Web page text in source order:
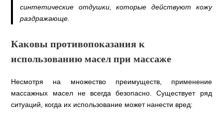
синтетические отдушки, которые действуют кожу
раздражающе.
Каковы противопоказания к
использованию масел при массаже
Несмотря на множество преимуществ, применение
массажных масел не всегда безопасно. Существует ряд
ситуаций, когда их использование может нанести вред: